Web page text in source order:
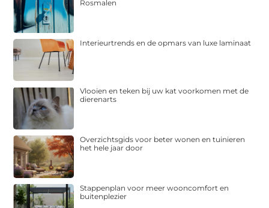
Rosmalen
Interieurtrends en de opmars van luxe laminaat
Vlooien en teken bij uw kat voorkomen met de
dierenarts
Overzichtsgids voor beter wonen en tuinieren
het hele jaar door
Stappenplan voor meer wooncomfort en
buitenplezier